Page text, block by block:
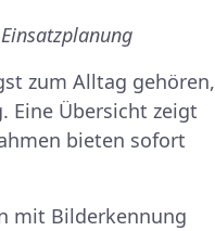
zum Alltag gehören,
Eine Übersicht zeigt
bieten sofort
mit Bilderkennung